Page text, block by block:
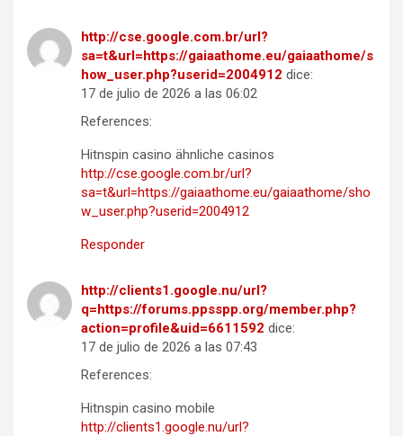
http://cse.google.com.br/url?
sa=t&url=https://gaiaathome.eu/gaiaathome/s
how_user.php?userid=2004912 dice:
17 de julio de 2026 a las 06:02
References:
Hitnspin casino ähnliche casinos
http://cse.google.com.br/url?
sa=t&url=https://gaiaathome.eu/gaiaathome/sho
w_user.php?userid=2004912
Responder
http://clients1.google.nu/url?
q=https://forums.ppsspp.org/member.php?
action=profile&uid=6611592 dice:
17 de julio de 2026 a las 07:43
References:
Hitnspin casino mobile
http://clients1.google.nu/url?